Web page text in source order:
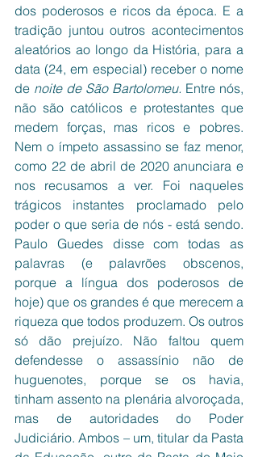
dos poderosos e ricos da época. E a
tradição juntou outros acontecimentos
aleatórios ao longo da História, para a
data (24, em especial) receber o nome
de noite de São Bartolomeu. Entre nós,
não são católicos e protestantes que
medem forças, mas ricos e pobres.
Nem o ímpeto assassino se faz menor,
como 22 de abril de 2020 anunciara e
nos recusamos a ver. Foi naqueles
trágicos instantes proclamado pelo
poder o que seria de nós - está sendo.
Paulo Guedes disse com todas as
palavras (e palavrões obscenos,
porque a língua dos poderosos de
hoje) que os grandes é que merecem a
riqueza que todos produzem. Os outros
só dão prejuízo. Não faltou quem
defendesse o assassínio não de
huguenotes, porque se os havia,
tinham assento na plenária alvoroçada,
mas de autoridades do Poder
Judiciário. Ambos – um, titular da Pasta